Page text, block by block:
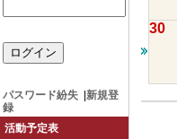
パスワード紛失
新規登
録
活動予定表
30